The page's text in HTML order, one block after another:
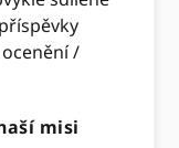
/
misi